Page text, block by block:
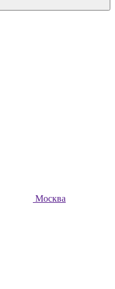
Москва